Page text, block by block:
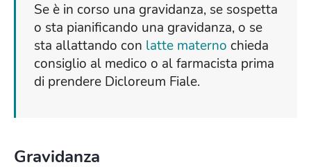
Se è in corso una gravidanza, se sospetta
o sta pianificando una gravidanza, o se
sta allattando con latte materno chieda
consiglio al medico o al farmacista prima
di prendere Dicloreum Fiale.
Gravidanza